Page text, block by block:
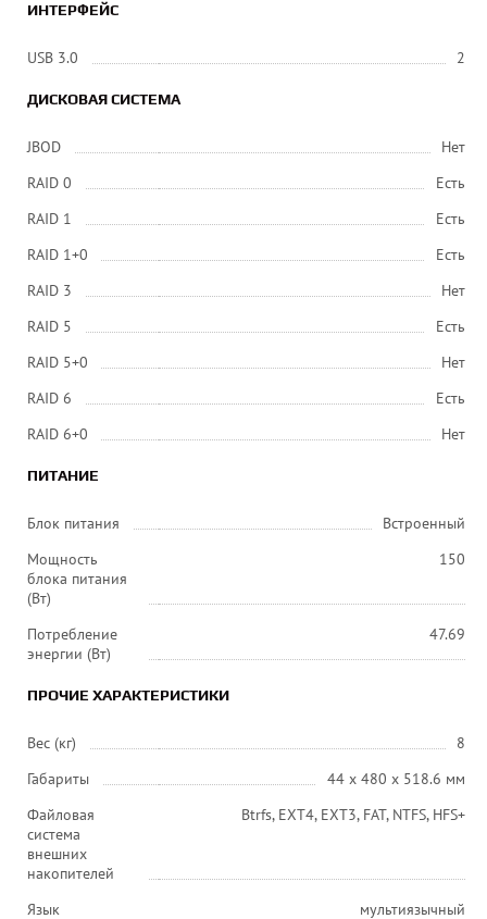
ИНТЕРФЕЙС
USB 3.0 2
ДИСКОВАЯ СИСТЕМА
JBOD
Нет
RAID 0
Есть
RAID 1
Есть
RAID 1+0
Есть
RAID 3
Нет
RAID 5
Есть
RAID 5+0
Нет
RAID 6
Есть
RAID 6+0
Нет
ПИТАНИЕ
Блок питания
Встроенный
Мощность
блока питания
(Вт)
150
Потребление
энергии (Вт)
47.69
ПРОЧИЕ ХАРАКТЕРИСТИКИ
Вес (кг)
8
Габариты
44 х 480 х 518.6 мм
Файловая
система
внешних
накопителей
Btrfs, EXT4, EXT3, FAT, NTFS, HFS+
Язык мультиязычный